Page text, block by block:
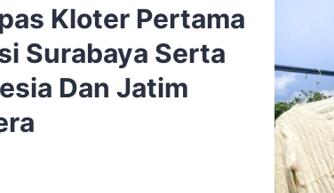
Kloter Pertama
Surabaya Serta
Dan Jatim